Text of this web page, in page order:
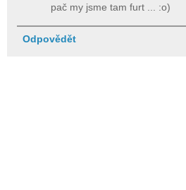
pač my jsme tam furt ... :o)
Odpovědět